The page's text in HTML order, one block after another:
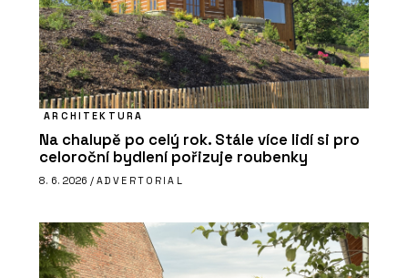
ARCHITEKTURA
Na chalupě po celý rok. Stále více lidí si pro
celoroční bydlení pořizuje roubenky
8. 6. 2026 / ADVERTORIAL